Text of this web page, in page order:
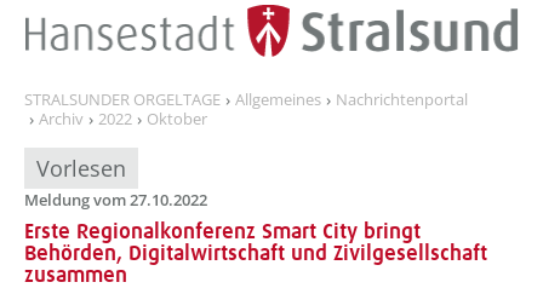
STRALSUNDER ORGELTAGE Allgemeines
Nachrichtenportal
Archiv
2022 Oktober
Vorlesen
Meldung vom 27.10.2022
Erste Regionalkonferenz Smart City bringt
Behörden, Digitalwirtschaft und Zivilgesellschaft
zusammen